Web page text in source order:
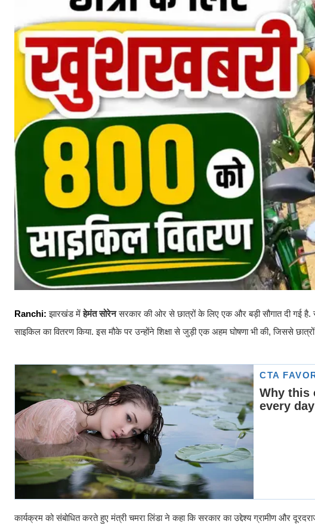
Ranchi: झारखंड मेंहेमंत सोरेनसरकार की ओर से छात्रों के लिए एक और बड़ी सौगात दी गई है.
साइकिल का वितरण किया. इस मौके पर उन्होंने शिक्षा से जुड़ी एक अहम घोषणा भी की, जिससे
कार्यक्रम को संबोधित करते हुए मंत्री चमरा लिंडा ने कहा कि सरकार का उद्देश्य ग्रामीण और